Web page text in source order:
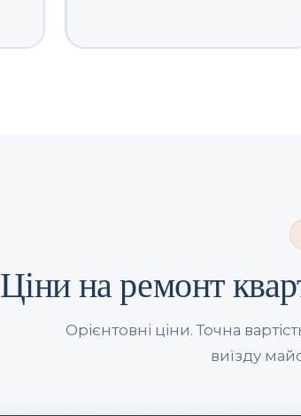
Ціни на ремонт
Орієнтовні ціни. Точна
виїзду